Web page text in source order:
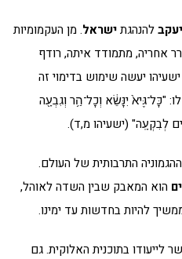
יעקבלהנהגתישראל. מן העקמומיות
אחריה, מתמודד איתה, רודף
יעשה שימוש בדימוי זה
"כָּל־גֶּיא֙ יִנָּשֵׂ֔א וְכָל־הַ֥ר וְגִבְעָ֖ה
לְבִקְעָֽה" (ישעיהו מ,ד).
התרבותית של העולם.
הוא המאבק שבין השדה לאוהל,
להיות בחדשות עד ימינו.
בתוכנית האלוקית. גם